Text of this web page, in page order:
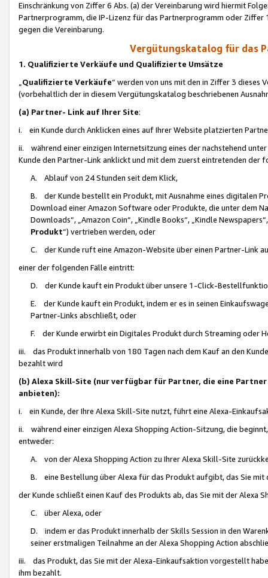
Einschränkung von Ziffer 6 Abs. (a) der Vereinbarung wird hiermit
Partnerprogramm, die IP-Lizenz für das Partnerprogramm oder
gegen die Vereinbarung.
Vergütungskatalog für das
1. Qualifizierte Verkäufe und Qualifizierte Umsätze
Qualifizierte Verkäufe“ werden von uns mit den in Ziffer 3
(vorbehaltlich der in diesem Vergütungskatalog beschriebenen
(a) Partner- Link auf Ihrer Site:
i. ein Kunde durch Anklicken eines auf Ihrer Website platzierten
ii. während einer einzigen Internetsitzung eines der nachstehend
Kunde den Partner-Link anklickt und mit dem zuerst eintretenden der
A. Ablauf von 24 Stunden seit dem Klick,
B. der Kunde bestellt ein Produkt, mit Ausnahme eines digitalen
Download einer Amazon Software oder Produkte, die unter dem
Downloads“, „Amazon Coin“, „Kindle Books“, „Kindle
Produkt“) vertrieben werden, oder
C. der Kunde ruft eine Amazon-Website über einen Partner-Link
einer der folgenden Fälle eintritt:
D. der Kunde kauft ein Produkt über unsere 1-Click-
E. der Kunde kauft ein Produkt, indem er es in seinen
Partner-Links abschließt, oder
F. der Kunde erwirbt ein Digitales Produkt durch Streaming oder
iii. das Produkt innerhalb von 180 Tagen nach dem Kauf an den
bezahlt wird
(b) Alexa Skill-Site (nur verfügbar für Partner, die eine
anbieten):
i. ein Kunde, der Ihre Alexa Skill-Site nutzt, führt eine Alexa-
ii. während einer einzigen Alexa Shopping Action-Sitzung, die
entweder:
A. von der Alexa Shopping Action zu Ihrer Alexa Skill-Site
B. eine Bestellung über Alexa für das Produkt aufgibt, das Sie mit
der Kunde schließt einen Kauf des Produkts ab, das Sie mit der Alexa
C. über Alexa, oder
D. indem er das Produkt innerhalb der Skills Session in den
seiner erstmaligen Teilnahme an der Alexa Shopping Action
iii. das Produkt, das Sie mit der Alexa-Einkaufsaktion vorgestellt
ihm bezahlt.